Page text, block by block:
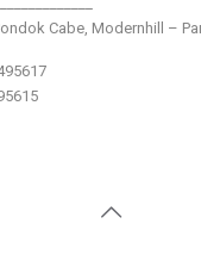
Cabe, Modernhill –